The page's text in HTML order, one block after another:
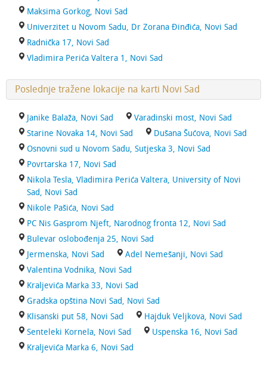
Maksima Gorkog, Novi Sad
Univerzitet u Novom Sadu, Dr Zorana Đinđića, Novi Sad
Radnička 17, Novi Sad
Vladimira Perića Valtera 1, Novi Sad
Poslednje tražene lokacije na karti Novi Sad
Janike Balaža, Novi Sad
Varadinski most, Novi Sad
Starine Novaka 14, Novi Sad
Dušana Šućova, Novi Sad
Osnovni sud u Novom Sadu, Sutjeska 3, Novi Sad
Povrtarska 17, Novi Sad
Nikola Tesla, Vladimira Perića Valtera, University of Novi
Sad, Novi Sad
Nikole Pašića, Novi Sad
PC Nis Gasprom Njeft, Narodnog fronta 12, Novi Sad
Bulevar oslobođenja 25, Novi Sad
Jermenska, Novi Sad
Adel Nemešanji, Novi Sad
Valentina Vodnika, Novi Sad
Kraljevića Marka 33, Novi Sad
Gradska opština Novi Sad, Novi Sad
Klisanski put 58, Novi Sad
Hajduk Veljkova, Novi Sad
Senteleki Kornela, Novi Sad
Uspenska 16, Novi Sad
Kraljevića Marka 6, Novi Sad